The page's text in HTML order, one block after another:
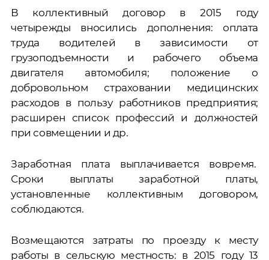
В коллективный договор в 2015 году
четырежды вносились дополнения: оплата
труда водителей в зависимости от
грузоподъемности и рабочего объема
двигателя автомобиля; положение о
добровольном страховании медицинских
расходов в пользу работников предприятия;
расширен список профессий и должностей
при совмещении и др.
Заработная плата выплачивается вовремя.
Сроки выплаты заработной платы,
установленные коллективным договором,
соблюдаются.
Возмещаются затраты по проезду к месту
работы в сельскую местность: в 2015 году 13